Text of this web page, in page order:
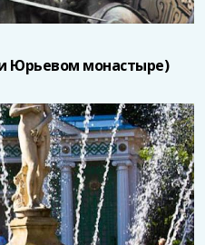
Юрьевом монастыре)